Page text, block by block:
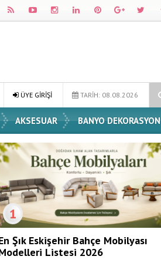
Fikirleri Dossha, Sorumlu
TARİH: 08.08.2026
ÜYE GİRİŞİ
AKSESUAR BANYO DEKORASYON
1
Şık Eskişehir Bahçe Mobilyası
Listesi 2026